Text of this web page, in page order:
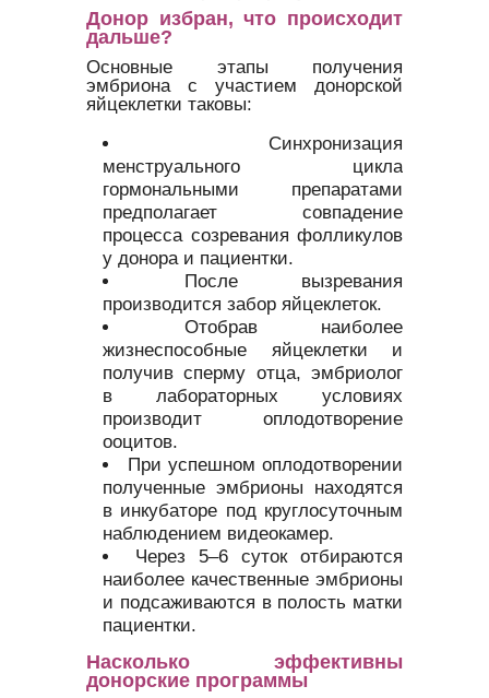
Донор избран, что происходит
дальше?
Основные этапы получения
эмбриона с участием донорской
яйцеклетки таковы:
Синхронизация
менструального цикла
гормональными препаратами
предполагает совпадение
процесса созревания фолликулов
у донора и пациентки.
После вызревания
производится забор яйцеклеток.
Отобрав наиболее
жизнеспособные яйцеклетки и
получив сперму отца, эмбриолог
в лабораторных условиях
производит оплодотворение
ооцитов.
При успешном оплодотворении
полученные эмбрионы находятся
в инкубаторе под круглосуточным
наблюдением видеокамер.
Через 5–6 суток отбираются
наиболее качественные эмбрионы
и подсаживаются в полость матки
пациентки.
Насколько эффективны
донорские программы